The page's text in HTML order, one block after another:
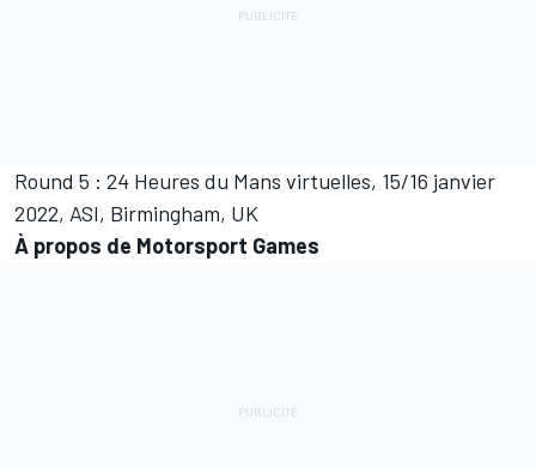
Round 5 : 24 Heures du Mans virtuelles, 15/16 janvier
2022, ASI, Birmingham, UK
À propos de Motorsport Games